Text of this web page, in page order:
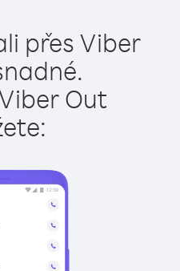
přes Viber
Out